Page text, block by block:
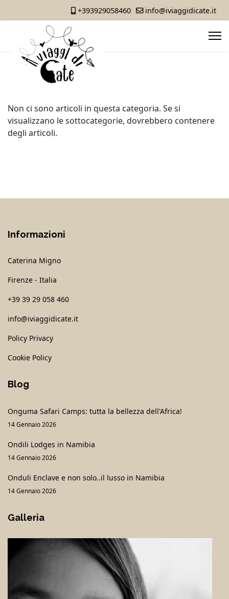
+393929058460 info@iviaggidicate.it
Non ci sono articoli in questa categoria. Se si
visualizzano le sottocategorie, dovrebbero contenere
degli articoli.
Informazioni
Caterina Migno
Firenze - Italia
+39 39 29 058 460
info@iviaggidicate.it
Policy Privacy
Cookie Policy
Blog
Onguma Safari Camps: tutta la bellezza dell'Africa!
14 Gennaio 2026
Ondili Lodges in Namibia
14 Gennaio 2026
Onduli Enclave e non solo..il lusso in Namibia
14 Gennaio 2026
Galleria